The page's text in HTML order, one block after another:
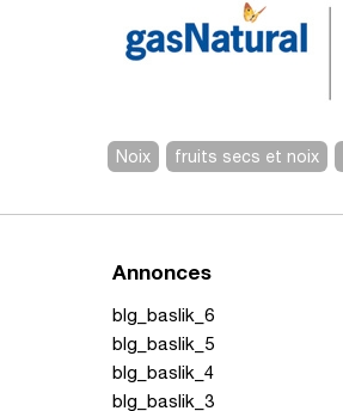
Noix fruits secs et noix
Annonces
blg_baslik_6
blg_baslik_5
blg_baslik_4
blg_baslik_3